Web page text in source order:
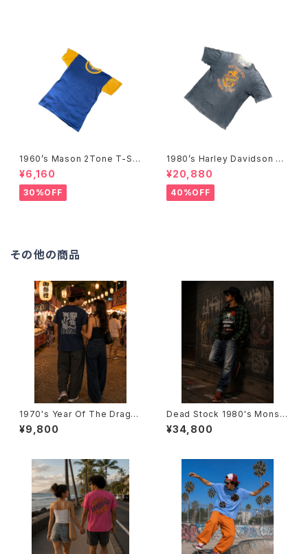
1960’s Mason 2Tone T-Shi
rts -1960年代 メイソン 2トー
ンTシャツ-
¥6,160
30%OFF
1980’s Harley Davidson T-
Shirts -1980年代 ハーレー・
ダビッドソン Tシャツ-
¥20,880
40%OFF
その他の商品
1970's Year Of The Drago
n T-Shirts -1970年代 辰年T
シャツ-
¥9,800
Dead Stock 1980's Monst
ers Of Rock T-Shirts -デッ
ドストック 1982年 モンスター
¥34,800